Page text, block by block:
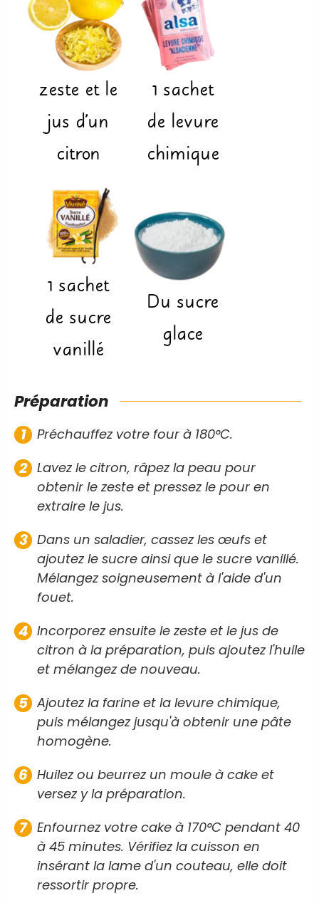
zeste et le
jus d'un
citron
1 sachet
de levure
chimique
1 sachet
de sucre
vanillé
Du sucre
glace
Préparation
Préchauffez votre four à 180°C.
Lavez le citron, râpez la peau pour
obtenir le zeste et pressez le pour en
extraire le jus.
Dans un saladier, cassez les œufs et
ajoutez le sucre ainsi que le sucre vanillé.
Mélangez soigneusement à l'aide d'un
fouet.
Incorporez ensuite le zeste et le jus de
citron à la préparation, puis ajoutez l'huile
et mélangez de nouveau.
Ajoutez la farine et la levure chimique,
puis mélangez jusqu'à obtenir une pâte
homogène.
Huilez ou beurrez un moule à cake et
versez y la préparation.
Enfournez votre cake à 170°C pendant 40
à 45 minutes. Vérifiez la cuisson en
insérant la lame d'un couteau, elle doit
ressortir propre.